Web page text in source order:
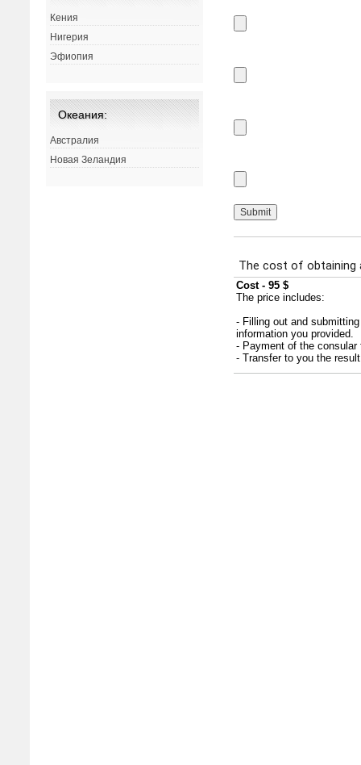
Кения
Нигерия
Эфиопия
Океания:
Австралия
Новая Зеландия